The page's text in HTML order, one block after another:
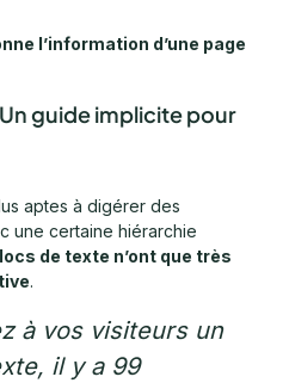
l’information d’une page
guide implicite pour
aptes à digérer des
une certaine hiérarchie
de texte n’ont que très
.
à vos visiteurs un
il y a 99